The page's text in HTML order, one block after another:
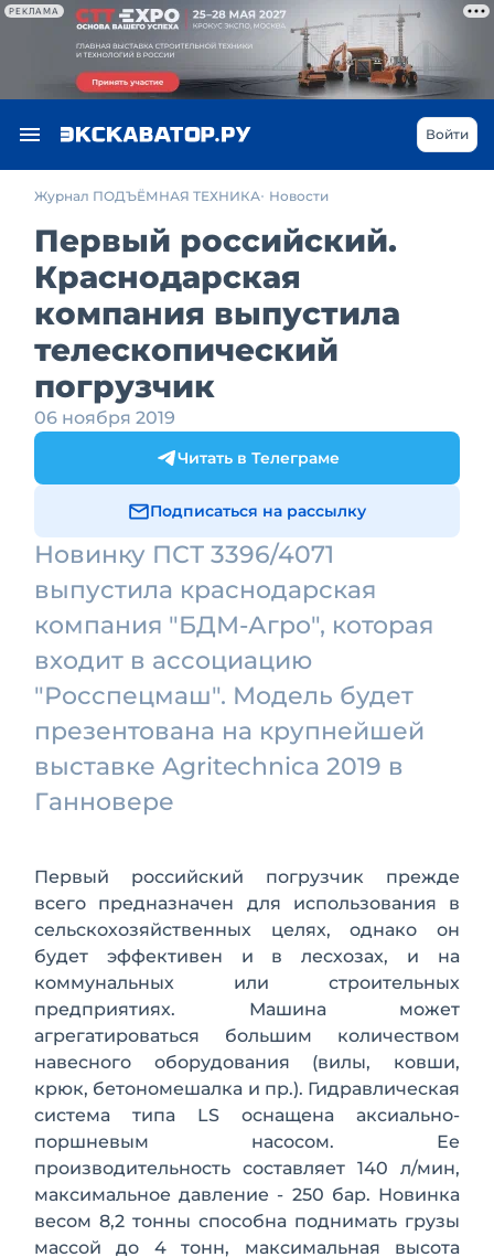
РЕКЛАМА
Войти
Журнал ПОДЪЁМНАЯ ТЕХНИКА Новости
Первый российский.
Краснодарская
компания выпустила
телескопический
погрузчик
06 ноября 2019
Читать в Телеграме
Подписаться на рассылку
Новинку ПСТ 3396/4071
выпустила краснодарская
компания "БДМ-Агро", которая
входит в ассоциацию
"Росспецмаш". Модель будет
презентована на крупнейшей
выставке Agritechnica 2019 в
Ганновере
Первый российский погрузчик прежде
всего предназначен для использования в
сельскохозяйственных целях, однако он
будет эффективен и в лесхозах, и на
коммунальных или строительных
предприятиях. Машина может
агрегатироваться большим количеством
навесного оборудования (вилы, ковши,
крюк, бетономешалка и пр.). Гидравлическая
система типа LS оснащена аксиально-
поршневым насосом. Ее
производительность составляет 140 л/мин,
максимальное давление - 250 бар. Новинка
весом 8,2 тонны способна поднимать грузы
массой до 4 тонн, максимальная высота